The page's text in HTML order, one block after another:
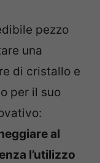
pezzo
una
di cristallo e
per il suo
al
l’utilizzo